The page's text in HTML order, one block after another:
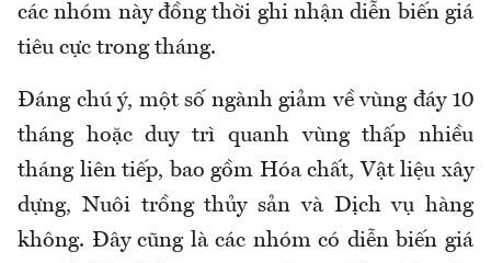
các nhóm này đồng thời ghi nhận diễn biến giá
tiêu cực trong tháng.
Đáng chú ý, một số ngành giảm về vùng đáy 10
tháng hoặc duy trì quanh vùng thấp nhiều
tháng liên tiếp, bao gồm Hóa chất, Vật liệu xây
dựng, Nuôi trồng thủy sản và Dịch vụ hàng
không. Đây cũng là các nhóm có diễn biến giá